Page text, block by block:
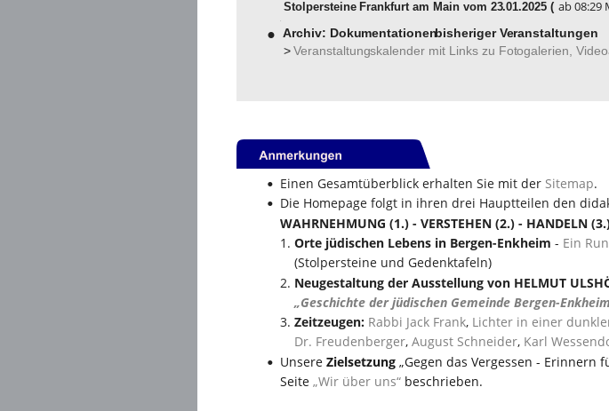
Stolpersteine Frankfurt am Main vom 23.01.2025 ( ab 08:29
• Archiv: Dokumentationenbisheriger Veranstaltungen
> Veranstaltungskalender mit Links zu Fotogalerien,
• Einen Gesamtüberblick erhalten Sie mit der Sitemap.
• Die Homepage folgt in ihren drei Hauptteilen den
WAHRNEHMUNG (1.) - VERSTEHEN (2.) - HANDELN
1. Orte jüdischen Lebens in Bergen-Enkheim - Ein
    (Stolpersteine und Gedenktafeln)
2. Neugestaltung der Ausstellung von HELMUT
„Geschichte der jüdischen Gemeinde Bergen-
3. Zeitzeugen: Rabbi Jack Frank, Lichter in einer
Dr. Freudenberger, August Schneider, Karl
• Unsere Zielsetzung „Gegen das Vergessen - Erinnern
Seite „Wir über uns“ beschrieben.